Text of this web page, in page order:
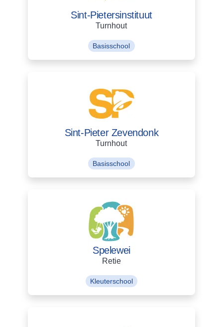
Sint-Pietersinstituut
Turnhout
Basisschool
Sint-Pieter Zevendonk
Turnhout
Basisschool
Spelewei
Retie
Kleuterschool